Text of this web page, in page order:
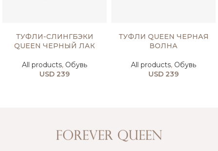
ТУФЛИ-СЛИНГБЭКИ
QUEEN ЧЕРНЫЙ ЛАК
All products, Обувь
USD 239
ТУФЛИ QUEEN ЧЕРНАЯ
ВОЛНА
All products, Обувь
USD 239